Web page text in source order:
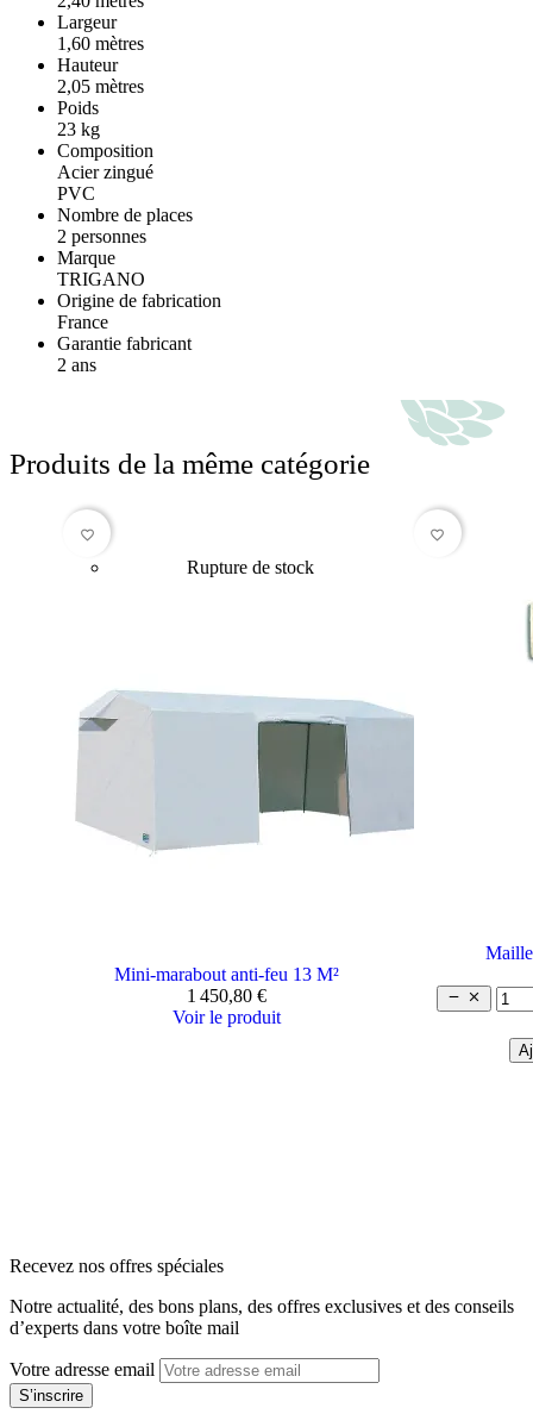
Largeur
1,60 mètres
Hauteur
2,05 mètres
Poids
23 kg
Composition
Acier zingué
PVC
Nombre de places
2 personnes
Marque
TRIGANO
Origine de fabrication
France
Garantie fabricant
2 ans
Produits de la même catégorie
favorite_border
Rupture de stock
Mini-marabout anti-feu 13 M²
1 450,80 €
Voir le produit
favorite_border
 
Recevez nos offres spéciales
Notre actualité, des bons plans, des offres exclusives et des conseils
d’experts dans votre boîte mail
Votre adresse email